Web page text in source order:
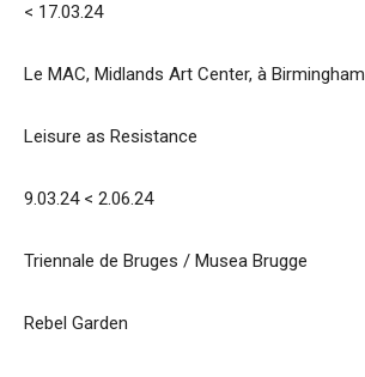
< 17.03.24
Le MAC, Midlands Art Center, à Birmingham
Leisure as Resistance
9.03.24 < 2.06.24
Triennale de Bruges / Musea Brugge
Rebel Garden